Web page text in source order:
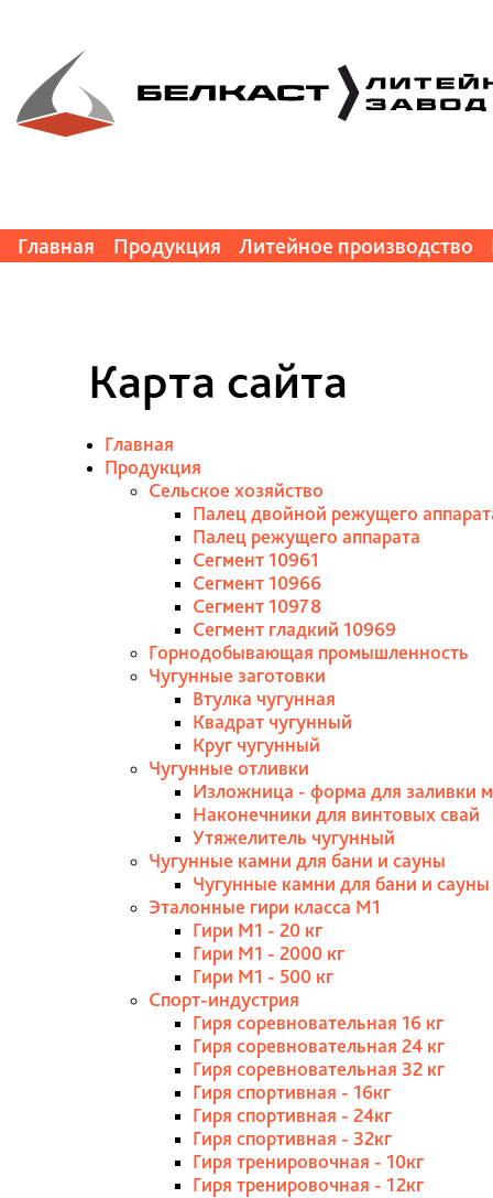
Главная Продукция Литейное производство
Карта сайта
Главная
Продукция
Сельское хозяйство
Палец двойной режущего
Палец режущего аппарата
Сегмент 10961
Сегмент 10966
Сегмент 10978
Сегмент гладкий 10969
Горнодобывающая промышленность
Чугунные заготовки
Втулка чугунная
Квадрат чугунный
Круг чугунный
Чугунные отливки
Изложница - форма для заливки
Наконечники для винтовых свай
Утяжелитель чугунный
Чугунные камни для бани и сауны
Чугунные камни для бани и сауны
Эталонные гири класса М1
Гири М1 - 20 кг
Гири М1 - 2000 кг
Гири М1 - 500 кг
Спорт-индустрия
Гиря соревновательная 16 кг
Гиря соревновательная 24 кг
Гиря соревновательная 32 кг
Гиря спортивная - 16кг
Гиря спортивная - 24кг
Гиря спортивная - 32кг
Гиря тренировочная - 10кг
Гиря тренировочная - 12кг